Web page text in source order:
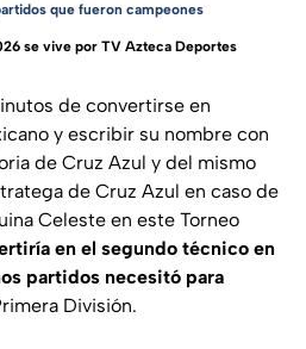
que fueron campeones
se vive por TV Azteca Deportes
de convertirse en
y escribir su nombre con
de Cruz Azul y del mismo
de Cruz Azul en caso de
Celeste en este Torneo
en el segundo técnico en
partidos necesitó para
División.